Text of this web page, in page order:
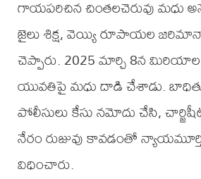
గాయపరిచిన చింతలచెరువు మధు అనే
జైలు శిక్ష, వెయ్యి రూపాయల జరిమానా
చెప్పారు. 2025 మార్చి 8న
యువతిపై మధు దాడి చేశాడు.
పోలీసులు కేసు నమోదు చేసి,
నేరం రుజువు కావడంతో
విధించారు.